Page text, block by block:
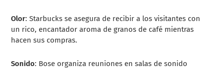
Olor: Starbucks se asegura de recibir a los visitantes con
un rico, encantador aroma de granos de café mientras
hacen sus compras.
Sonido: Bose organiza reuniones en salas de sonido